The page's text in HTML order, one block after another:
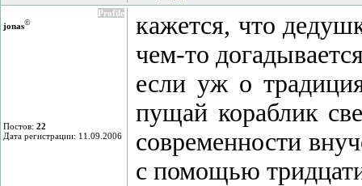
Profile
jonas©
Постов: 22
Дата регистрации: 11.09.2006
кажется, что
чем-то
если уж о
пущай кораблик
современности
с помощью